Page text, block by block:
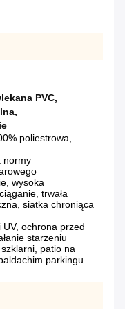
PVC,
,
poliestrowa,
normy
wysoka
trwała
siatka chroniąca
ochrona przed
starzeniu
patio na
parkingu